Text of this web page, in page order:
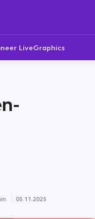
LiveGraphics
05.11.2025